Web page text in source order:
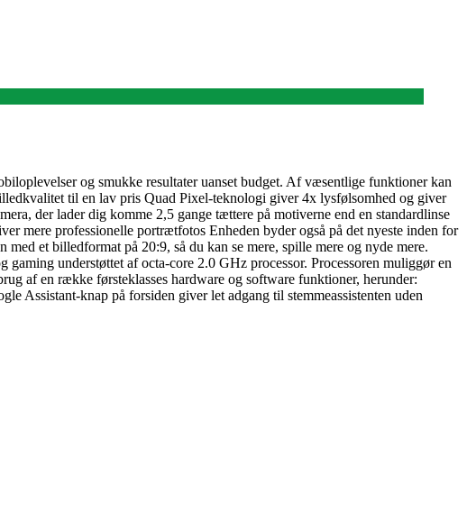
og smukke resultater uanset budget. Af væsentlige funktioner kan
til en lav pris Quad Pixel-teknologi giver 4x lysfølsomhed og giver
der lader dig komme 2,5 gange tættere på motiverne end en standardlinse
mere professionelle portrætfotos Enheden byder også på det nyeste inden for
et billedformat på 20:9, så du kan se mere, spille mere og nyde mere.
understøttet af octa-core 2.0 GHz processor. Processoren muliggør en
af en række førsteklasses hardware og software funktioner, herunder:
Assistant-knap på forsiden giver let adgang til stemmeassistenten uden